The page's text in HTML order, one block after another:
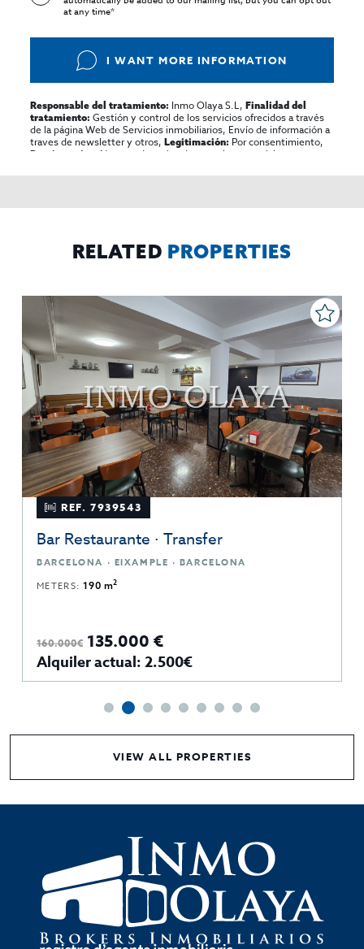
at any time*
I WANT MORE INFORMATION
Responsable del tratamiento: Inmo Olaya S.L,Finalidad del
tratamiento: Gestión y control de los servicios ofrecidos a través
de la página Web de Servicios inmobiliarios, Envío de información a
traves de newsletter y otros,Legitimación: Por consentimiento,
Destinatarios:
No se cederan los datos, salvo para elaborar
rectificar y suprimir los datos, solicitar la portabilidad de los
RELATED PROPERTIES
REF. 7939543
Bar Restaurante · Transfer
BARCELONA · EIXAMPLE · BARCELONA
METERS:190 m2
160.000€ 135.000 €
Alquiler actual: 2.500€
VIEW ALL PROPERTIES